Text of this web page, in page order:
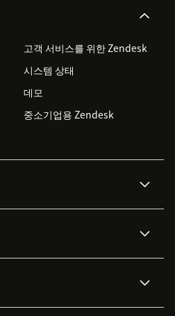
고객 서비스를 위한 Zendesk
시스템 상태
데모
중소기업용 Zendesk
지식창고
이벤트 & 웨비나